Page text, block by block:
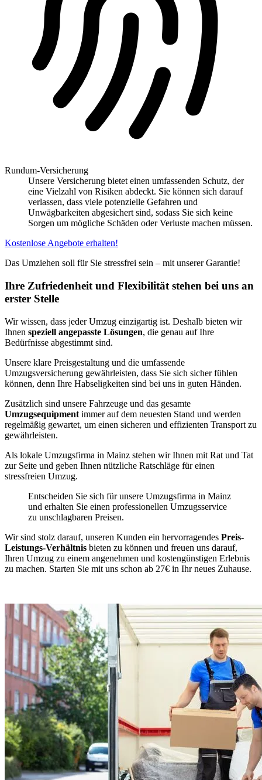
Rundum-Versicherung
Unsere Versicherung bietet einen umfassenden Schutz, der
eine Vielzahl von Risiken abdeckt. Sie können sich darauf
verlassen, dass viele potenzielle Gefahren und
Unwägbarkeiten abgesichert sind, sodass Sie sich keine
Sorgen um mögliche Schäden oder Verluste machen müssen.
Kostenlose Angebote erhalten!
Das Umziehen soll für Sie stressfrei sein – mit unserer Garantie!
Ihre Zufriedenheit und Flexibilität stehen bei uns an
erster Stelle
Wir wissen, dass jeder Umzug einzigartig ist. Deshalb bieten wir
Ihnen speziell angepasste Lösungen, die genau auf Ihre
Bedürfnisse abgestimmt sind.
Unsere klare Preisgestaltung und die umfassende
Umzugsversicherung gewährleisten, dass Sie sich sicher fühlen
können, denn Ihre Habseligkeiten sind bei uns in guten Händen.
Zusätzlich sind unsere Fahrzeuge und das gesamte
Umzugsequipment immer auf dem neuesten Stand und werden
regelmäßig gewartet, um einen sicheren und effizienten Transport zu
gewährleisten.
Als lokale Umzugsfirma in Mainz stehen wir Ihnen mit Rat und Tat
zur Seite und geben Ihnen nützliche Ratschläge für einen
stressfreien Umzug.
Entscheiden Sie sich für unsere Umzugsfirma in Mainz
und erhalten Sie einen professionellen Umzugsservice
zu unschlagbaren Preisen.
Wir sind stolz darauf, unseren Kunden ein hervorragendes Preis-
Leistungs-Verhältnis bieten zu können und freuen uns darauf,
Ihren Umzug zu einem angenehmen und kostengünstigen Erlebnis
zu machen. Starten Sie mit uns schon ab 27€ in Ihr neues Zuhause.